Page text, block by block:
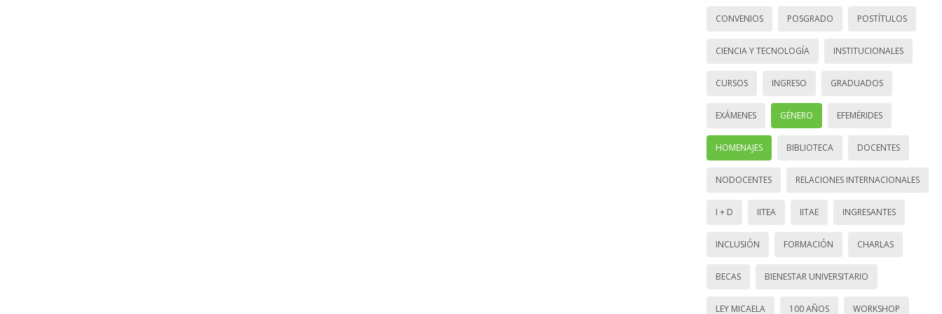
CONVENIOS POSGRADO POSTÍTULOS
CIENCIA Y TECNOLOGÍA INSTITUCIONALES
CURSOS INGRESO GRADUADOS
EXÁMENES GÉNERO EFEMÉRIDES
HOMENAJES BIBLIOTECA DOCENTES
NODOCENTES RELACIONES INTERNACIONALES
I + D IITEA IITAE INGRESANTES
INCLUSIÓN FORMACIÓN CHARLAS
BECAS BIENESTAR UNIVERSITARIO
LEY MICAELA 100 AÑOS WORKSHOP